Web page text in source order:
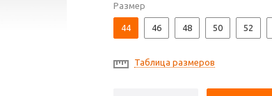
Размер
44 46 48 50 52
Таблица размеров